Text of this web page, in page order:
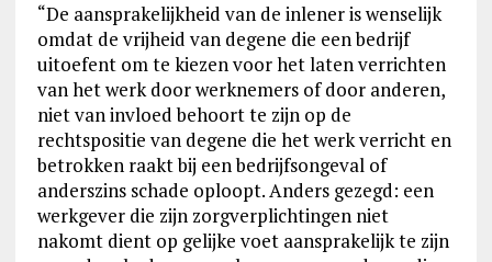
“De aansprakelijkheid van de inlener is wenselijk
omdat de vrijheid van degene die een bedrijf
uitoefent om te kiezen voor het laten verrichten
van het werk door werknemers of door anderen,
niet van invloed behoort te zijn op de
rechtspositie van degene die het werk verricht en
betrokken raakt bij een bedrijfsongeval of
anderszins schade oploopt. Anders gezegd: een
werkgever die zijn zorgverplichtingen niet
nakomt dient op gelijke voet aansprakelijk te zijn